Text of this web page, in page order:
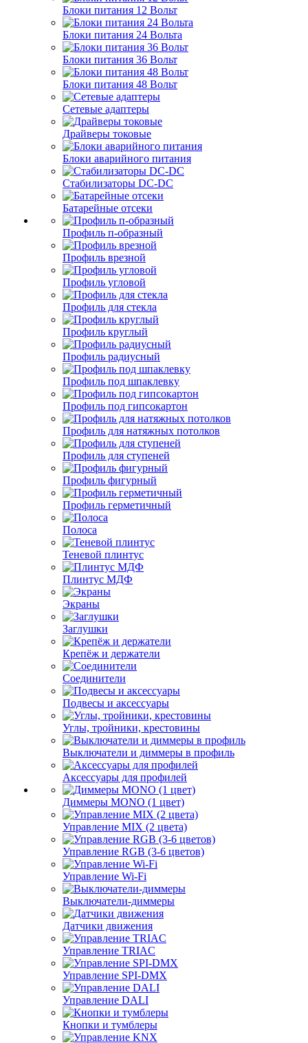
Блоки питания 12 Вольт
Блоки питания 24 Вольта
Блоки питания 36 Вольт
Блоки питания 48 Вольт
Сетевые адаптеры
Драйверы токовые
Блоки аварийного питания
Стабилизаторы DC-DC
Батарейные отсеки
Профиль п-образный
Профиль врезной
Профиль угловой
Профиль для стекла
Профиль круглый
Профиль радиусный
Профиль под шпаклевку
Профиль под гипсокартон
Профиль для натяжных потолков
Профиль для ступеней
Профиль фигурный
Профиль герметичный
Полоса
Теневой плинтус
Плинтус МДФ
Экраны
Заглушки
Крепёж и держатели
Соединители
Подвесы и аксессуары
Углы, тройники, крестовины
Выключатели и диммеры в профиль
Аксессуары для профилей
Диммеры MONO (1 цвет)
Управление MIX (2 цвета)
Управление RGB (3-6 цветов)
Управление Wi-Fi
Выключатели-диммеры
Датчики движения
Управление TRIAC
Управление SPI-DMX
Управление DALI
Кнопки и тумблеры